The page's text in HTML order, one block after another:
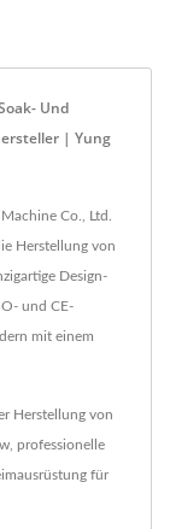
Und
| Yung
Co., Ltd.
Herstellung von
Design-
und CE-
mit einem
Herstellung von
professionelle
für